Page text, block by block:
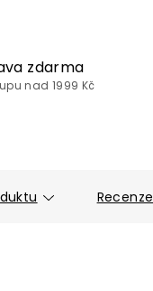
zdarma
nad 1999 Kč
Recenze